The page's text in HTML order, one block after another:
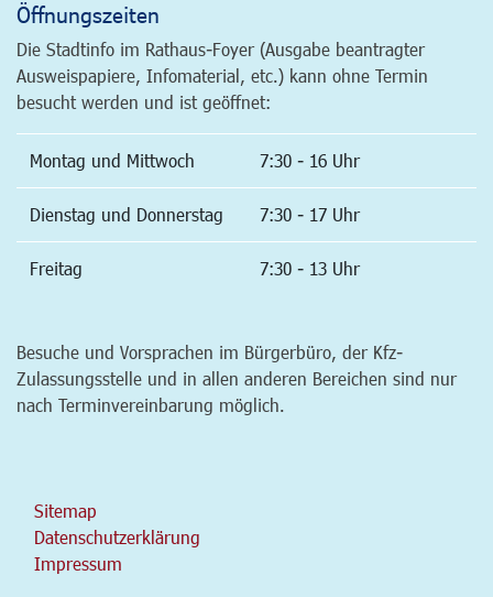
Öffnungszeiten
Die Stadtinfo im Rathaus-Foyer (Ausgabe beantragter
Ausweispapiere, Infomaterial, etc.) kann ohne Termin
besucht werden und ist geöffnet:
Montag und Mittwoch 7:30 - 16 Uhr
Dienstag und Donnerstag 7:30 - 17 Uhr
Freitag 7:30 - 13 Uhr
Besuche und Vorsprachen im Bürgerbüro, der Kfz-
Zulassungsstelle und in allen anderen Bereichen sind nur
nach Terminvereinbarung möglich.
Sitemap
Datenschutzerklärung
Impressum